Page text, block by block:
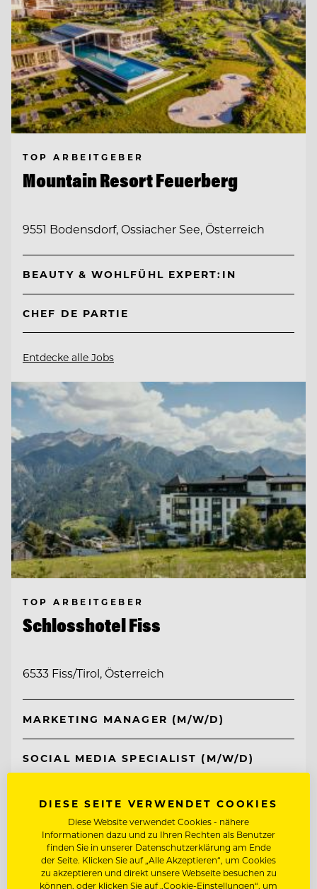
TOP ARBEITGEBER
Mountain Resort Feuerberg
9551 Bodensdorf, Ossiacher See, Österreich
BEAUTY & WOHLFÜHL EXPERT:IN
CHEF DE PARTIE
Entdecke alle Jobs
TOP ARBEITGEBER
Schlosshotel Fiss
6533 Fiss/Tirol, Österreich
MARKETING MANAGER (M/W/D)
SOCIAL MEDIA SPECIALIST (M/W/D)
Entdecke alle Jobs
DIESE SEITE VERWENDET COOKIES
Diese Website verwendet Cookies - nähere
Informationen dazu und zu Ihren Rechten als Benutzer
finden Sie in unserer Datenschutzerklärung am Ende
der Seite. Klicken Sie auf „Alle Akzeptieren“, um Cookies
zu akzeptieren und direkt unsere Webseite besuchen zu
können, oder klicken Sie auf „Cookie-Einstellungen“, um